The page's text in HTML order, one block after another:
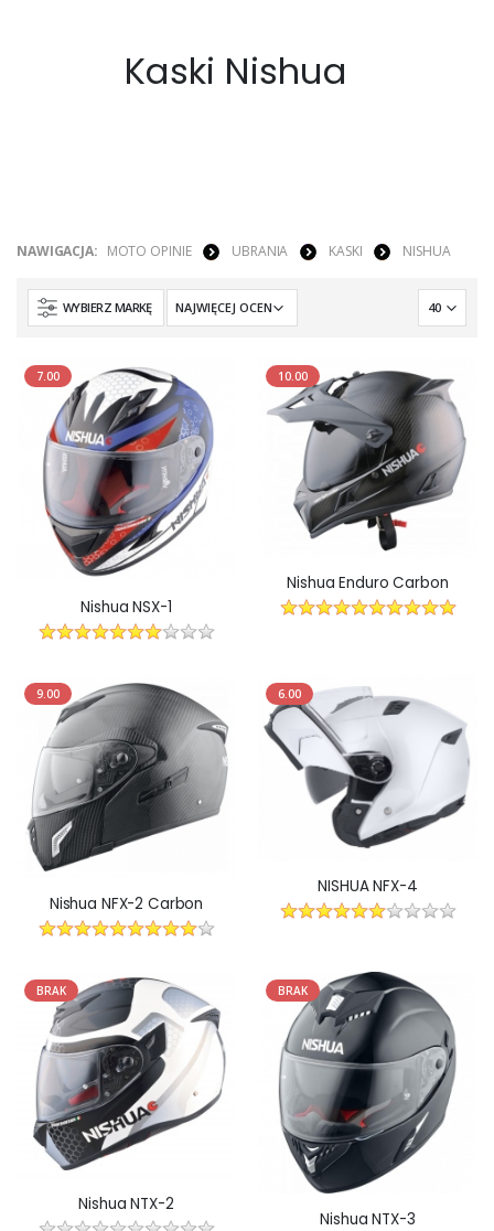
Kaski Nishua
NAWIGACJA: MOTO OPINIE UBRANIA KASKI NISHUA
WYBIERZ MARKĘ
7.00
Nishua NSX-1
10.00
Nishua Enduro Carbon
9.00
Nishua NFX-2 Carbon
6.00
NISHUA NFX-4
BRAK
Nishua NTX-2
BRAK
Nishua NTX-3